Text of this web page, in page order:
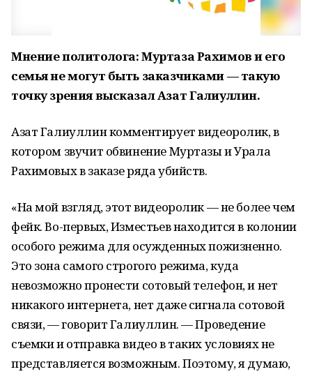
Мнение политолога: Муртаза Рахимов и его
семья не могут быть заказчиками — такую
точку зрения высказал Азат Галиуллин.
Азат Галиуллин комментирует видеоролик, в
котором звучит обвинение Муртазы и Урала
Рахимовых в заказе ряда убийств.
«На мой взгляд, этот видеоролик — не более чем
фейк. Во-первых, Изместьев находится в колонии
особого режима для осужденных пожизненно.
Это зона самого строгого режима, куда
невозможно пронести сотовый телефон, и нет
никакого интернета, нет даже сигнала сотовой
связи, — говорит Галиуллин. — Проведение
съемки и отправка видео в таких условиях не
представляется возможным. Поэтому, я думаю,